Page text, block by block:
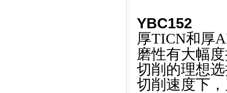
YBC152
厚TICN和厚
磨性有大幅
切削的理想
切削速度下